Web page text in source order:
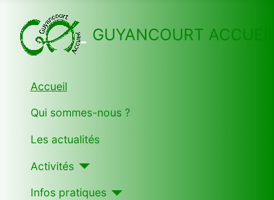
GUYANCOURT
Accueil
Qui sommes-nous ?
Les actualités
Activités
Infos pratiques